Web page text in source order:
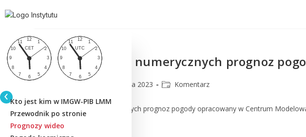
Kto jest kim w IMGW-PIB LMM
Przewodnik po stronie
Prognozy wideo
Komentarz do numerycznych prognoz
28 czerwca 2023 Komentarz
Komentarz do numerycznych prognoz pogody opracowany w Centrum